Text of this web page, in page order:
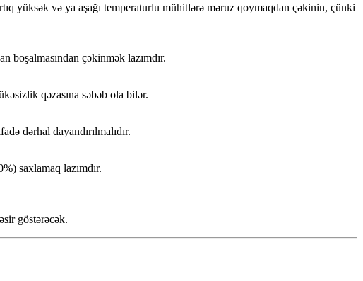
yüksək və ya aşağı temperaturlu mühitlərə məruz qoymaqdan çəkinin, çünki
boşalmasından çəkinmək lazımdır.
qəzasına səbəb ola bilər.
dərhal dayandırılmalıdır.
saxlamaq lazımdır.
göstərəcək.